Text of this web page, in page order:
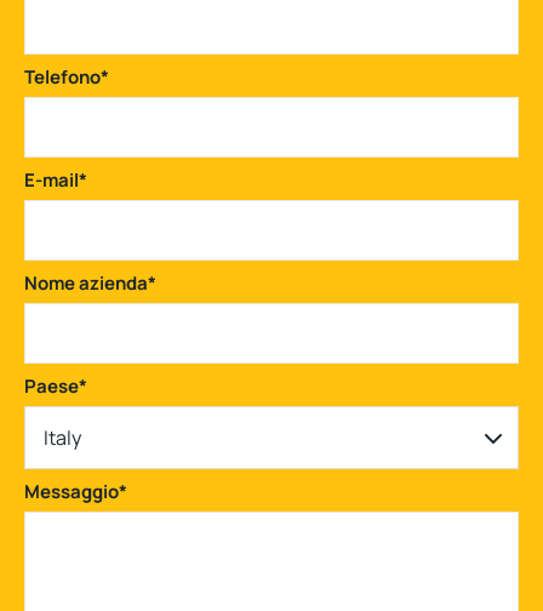
Telefono*
E-mail*
Nome azienda*
Paese*
Italy
Messaggio*